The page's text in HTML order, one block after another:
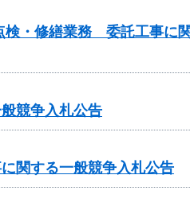
・修繕業務 委託工事に関
競争入札公告
関する一般競争入札公告